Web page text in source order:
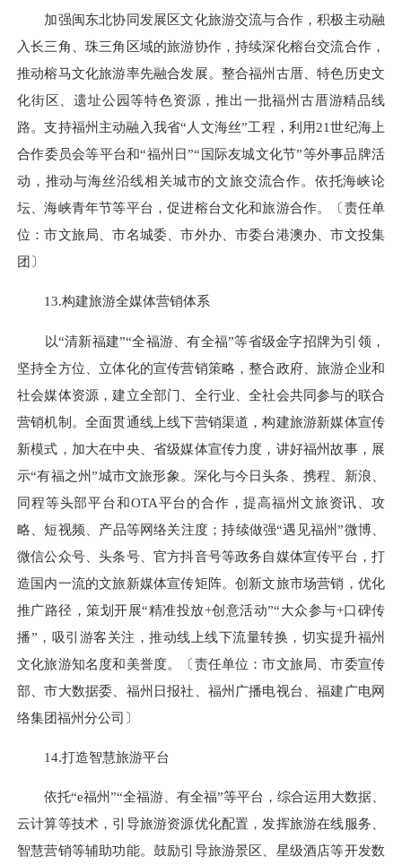
加强闽东北协同发展区文化旅游交流与合作，积极主动融
入长三角、珠三角区域的旅游协作，持续深化榕台交流合作，
推动榕马文化旅游率先融合发展。整合福州古厝、特色历史文
化街区、遗址公园等特色资源，推出一批福州古厝游精品线
路。支持福州主动融入我省“人文海丝”工程，利用21世纪海上
合作委员会等平台和“福州日”“国际友城文化节”等外事品牌活
动，推动与海丝沿线相关城市的文旅交流合作。依托海峡论
坛、海峡青年节等平台，促进榕台文化和旅游合作。〔责任单
位：市文旅局、市名城委、市外办、市委台港澳办、市文投集
团〕
13.构建旅游全媒体营销体系
以“清新福建”“全福游、有全福”等省级金字招牌为引领，
坚持全方位、立体化的宣传营销策略，整合政府、旅游企业和
社会媒体资源，建立全部门、全行业、全社会共同参与的联合
营销机制。全面贯通线上线下营销渠道，构建旅游新媒体宣传
新模式，加大在中央、省级媒体宣传力度，讲好福州故事，展
示“有福之州”城市文旅形象。深化与今日头条、携程、新浪、
同程等头部平台和OTA平台的合作，提高福州文旅资讯、攻
略、短视频、产品等网络关注度；持续做强“遇见福州”微博、
微信公众号、头条号、官方抖音号等政务自媒体宣传平台，打
造国内一流的文旅新媒体宣传矩阵。创新文旅市场营销，优化
推广路径，策划开展“精准投放+创意活动”“大众参与+口碑传
播”，吸引游客关注，推动线上线下流量转换，切实提升福州
文化旅游知名度和美誉度。〔责任单位：市文旅局、市委宣传
部、市大数据委、福州日报社、福州广播电视台、福建广电网
络集团福州分公司〕
14.打造智慧旅游平台
依托“e福州”“全福游、有全福”等平台，综合运用大数据、
云计算等技术，引导旅游资源优化配置，发挥旅游在线服务、
智慧营销等辅助功能。鼓励引导旅游景区、星级酒店等开发数